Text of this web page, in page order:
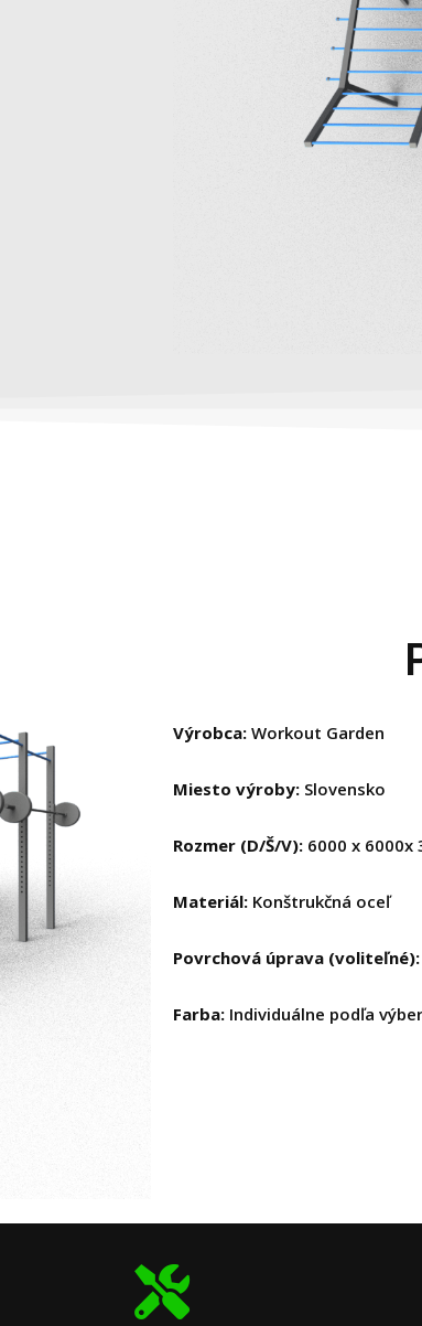
Výrobca: Workout Garden
Miesto výroby: Slovensko
Rozmer (D/Š/V): 6000 x 6000x
Materiál: Konštrukčná oceľ
Povrchová úprava (voliteľné):
Farba: Individuálne podľa